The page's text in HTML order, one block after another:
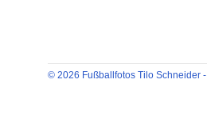
© 2026 Fußballfotos Tilo Schneider -